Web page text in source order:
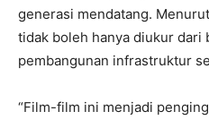
generasi mendatang.
tidak boleh hanya diukur dari
pembangunan infrastruktur
“Film-film ini menjadi